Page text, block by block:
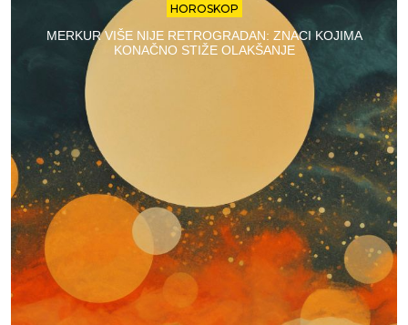
HOROSKOP
MERKUR VIŠE NIJE RETROGRADAN: ZNACI KOJIMA
KONAČNO STIŽE OLAKŠANJE